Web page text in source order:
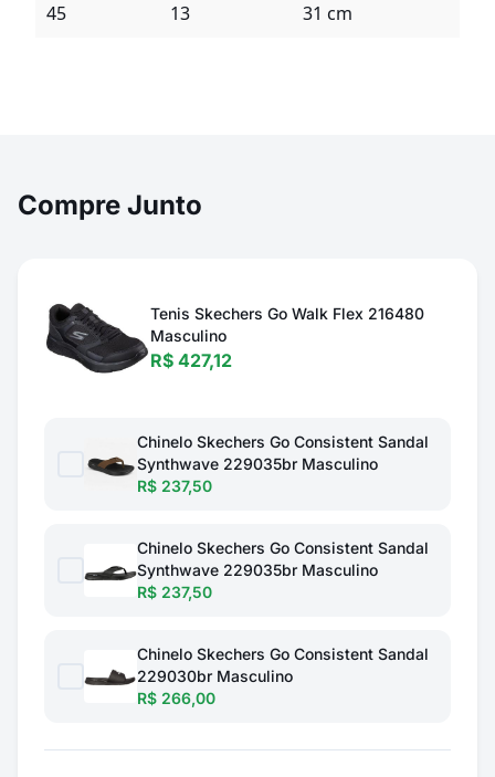
45 13 31 cm
Compre Junto
Tenis Skechers Go Walk Flex 216480
Masculino
R$ 427,12
Chinelo Skechers Go Consistent Sandal
Synthwave 229035br Masculino
R$ 237,50
Chinelo Skechers Go Consistent Sandal
Synthwave 229035br Masculino
R$ 237,50
Chinelo Skechers Go Consistent Sandal
229030br Masculino
R$ 266,00